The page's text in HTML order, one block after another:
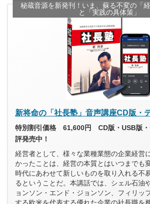
秘蔵音源を新発刊！いま、蘇る不変の「経
と「実践の具体策」
新将命の「社長塾」音声講座CD版・
特別割引価格 61,600円 CD版・USB版
評発売中！
経営者として、様々な業種業態の企業経営
かったことは、経営の本質とはいつまでも
時代にあわせて新しいものを取り入れる不
るということだ。本講話では、シェル石油
ョンソン・エンド・ジョンソン、フィリッ